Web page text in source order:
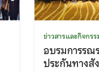
ข่าวสารและกิจกรร
อบรมการรณ
ประกันทางสั